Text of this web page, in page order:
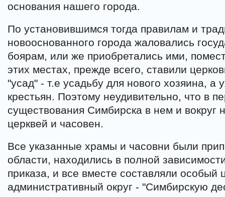
основания нашего города.
По установившимся тогда правилам и
новооснованного города жаловались
боярам, или же приобретались ими,
этих местах, прежде всего, ставили
"усад" - т.е усадьбу для нового хозяина, а
крестьян. Поэтому неудивительно, что в
существования Симбирска в нем и вокруг
церквей и часовен.
Все указанные храмы и часовни были
области, находились в полной
приказа, и все вместе составляли особый
административный округ - "Симбирскую